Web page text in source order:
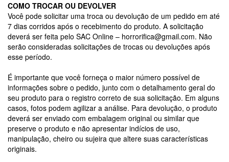
COMO TROCAR OU DEVOLVER
Você pode solicitar uma troca ou devolução de um pedido em até
7 dias corridos após o recebimento do produto. A solicitação
deverá ser feita pelo SAC Online – horrorifica@gmail.com. Não
serão consideradas solicitações de trocas ou devoluções após
esse período.
É importante que você forneça o maior número possível de
informações sobre o pedido, junto com o detalhamento geral do
seu produto para o registro correto de sua solicitação. Em alguns
casos, fotos podem agilizar a análise. Para devolução, o produto
deverá ser enviado com embalagem original ou similar que
preserve o produto e não apresentar indícios de uso,
manipulação, cheiro ou sujeira que altere suas características
originais.